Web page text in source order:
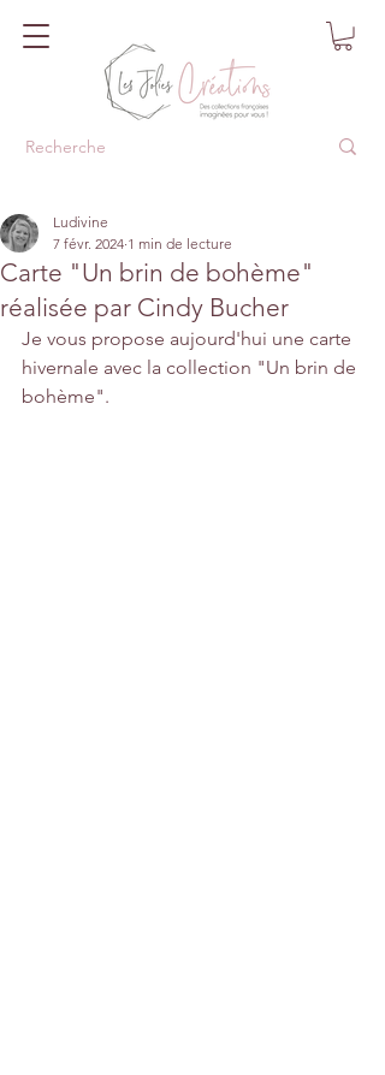
Carte "Un brin de bohème"
réalisée par Cindy Bucher
Ludivine
7 févr. 2024 1 min de lecture
Je vous propose aujourd'hui une carte
hivernale avec la collection "Un brin de
bohème".